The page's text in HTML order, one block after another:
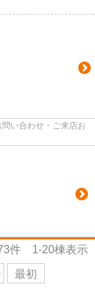
い合わせ・ご来店お
件 1-20棟表示
最初